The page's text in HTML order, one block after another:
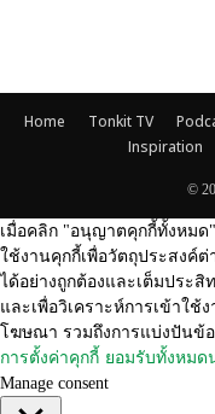
Home Tonkit TV
Inspiration
©
เมื่อคลิก "อนุญาตคุกกี้ทั้งหมด
ใช้งานคุกกี้เพื่อวัตถุประสงค์ต่
ได้อย่างถูกต้องและเต็มประ
และเพื่อวิเคราะห์การเข้าใ
โฆษณา รวมถึงการแบ่งปันข้
การตั้งค่าคุกกี้ ยอมรับทั้งหมด
Manage consent